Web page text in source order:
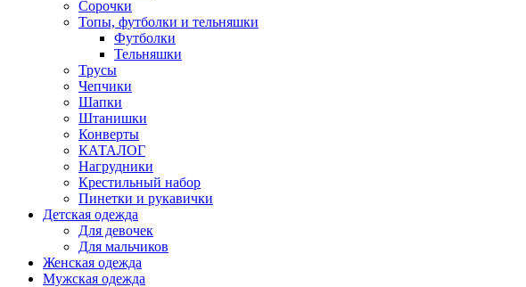
Сорочки
Топы, футболки и тельняшки
Футболки
Тельняшки
Трусы
Чепчики
Шапки
Штанишки
Конверты
КАТАЛОГ
Нагрудники
Крестильный набор
Пинетки и рукавички
Детская одежда
Для девочек
Для мальчиков
Женская одежда
Мужская одежда